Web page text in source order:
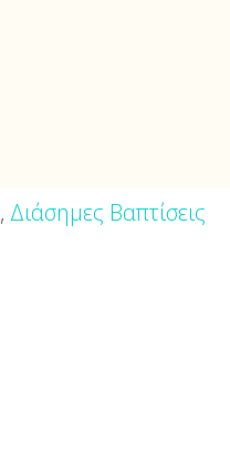
, Διάσημες Βαπτίσεις